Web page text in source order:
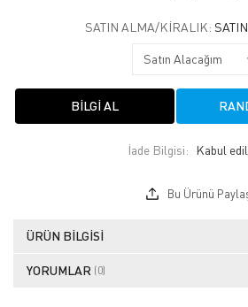
SATIN ALMA/KIRALIK:
BILGI AL
İade Bilgisi:
Bu Ürünü
ÜRÜN BILGISI
YORUMLAR (0)